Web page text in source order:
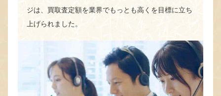
ジは、買取査定額を業界でもっとも高くを目標に立ち
上げられました。